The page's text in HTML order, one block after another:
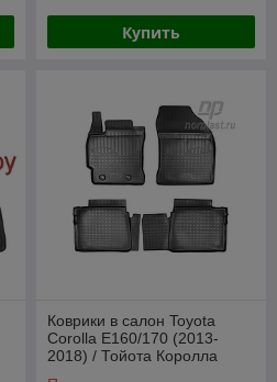
Купить
Коврики в салон Toyota
Corolla E160/170 (2013-
2018) / Тойота Королла